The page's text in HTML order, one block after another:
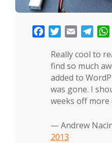
FacebookTwitter
Email
Really cool to
find so much
added to
was gone. I
weeks off more
— Andrew
2013